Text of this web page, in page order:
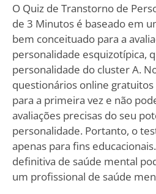
O Quiz de Transtorno de
de 3 Minutos é baseado em
bem conceituado para a
personalidade esquizotípica,
personalidade do cluster A.
questionários online
para a primeira vez e não
avaliações precisas do seu
personalidade. Portanto, o
apenas para fins
definitiva de saúde mental
um profissional de saúde